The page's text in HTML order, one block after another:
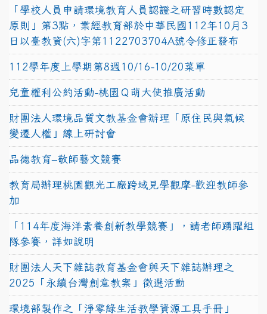
「學校人員申請環境教育人員認證之研習時數認定
原則」第3點，業經教育部於中華民國112年10月3
日以臺教資(六)字第1122703704A號令修正發布
112學年度上學期第8週10/16-10/20菜單
兒童權利公約活動-桃園Ｑ萌大使推廣活動
財團法人環境品質文教基金會辦理「原住民與氣候
變遷人權」線上研討會
品德教育–敬師藝文競賽
教育局辦理桃園觀光工廠跨域見學觀摩-歡迎教師參
加
「114年度海洋素養創新教學競賽」，請老師踴躍組
隊參賽，詳如說明
財團法人天下雜誌教育基金會與天下雜誌辦理之
2025「永續台灣創意教案」徵選活動
環境部製作之「淨零綠生活教學資源工具手冊」